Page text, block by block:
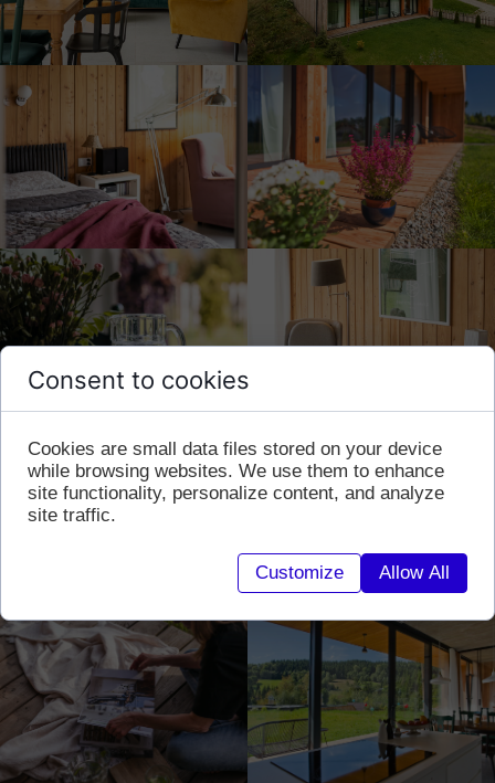
Consent to cookies
Cookies are small data files stored on your device
while browsing websites. We use them to enhance
site functionality, personalize content, and analyze
site traffic.
Customize Allow All